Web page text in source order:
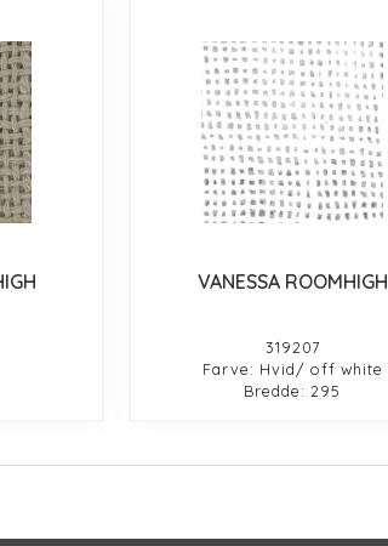
VANESSA ROOMHIGH
319207
Farve: Hvid/ off white
Bredde: 295